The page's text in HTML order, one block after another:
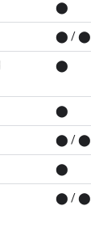
⬤
⬤ / ⬤
⬤
⬤
⬤ / ⬤
⬤
⬤ / ⬤